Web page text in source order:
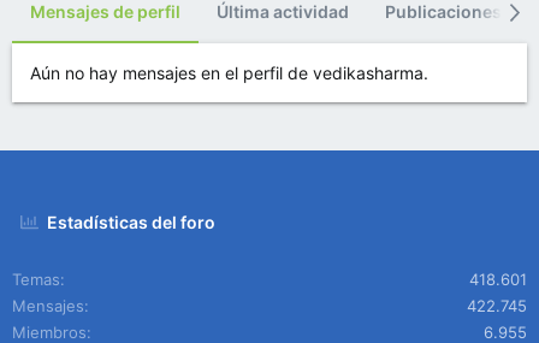
Mensajes de perfil Última actividad Publicaciones
Aún no hay mensajes en el perfil de vedikasharma.
Estadísticas del foro
Temas
418.601
Mensajes
422.745
Miembros
6.955